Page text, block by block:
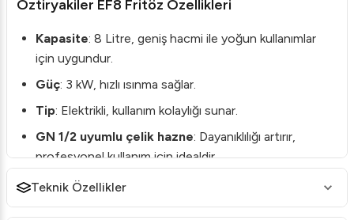
Öztiryakiler EF8 Fritöz Özellikleri
Kapasite: 8 Litre, geniş hacmi ile yoğun kullanımlar
için uygundur.
Güç: 3 kW, hızlı ısınma sağlar.
Tip: Elektrikli, kullanım kolaylığı sunar.
GN 1/2 uyumlu çelik hazne: Dayanıklılığı artırır,
profesyonel kullanım için idealdir.
Hassas Termostat Ayarı
Teknik Özellikler